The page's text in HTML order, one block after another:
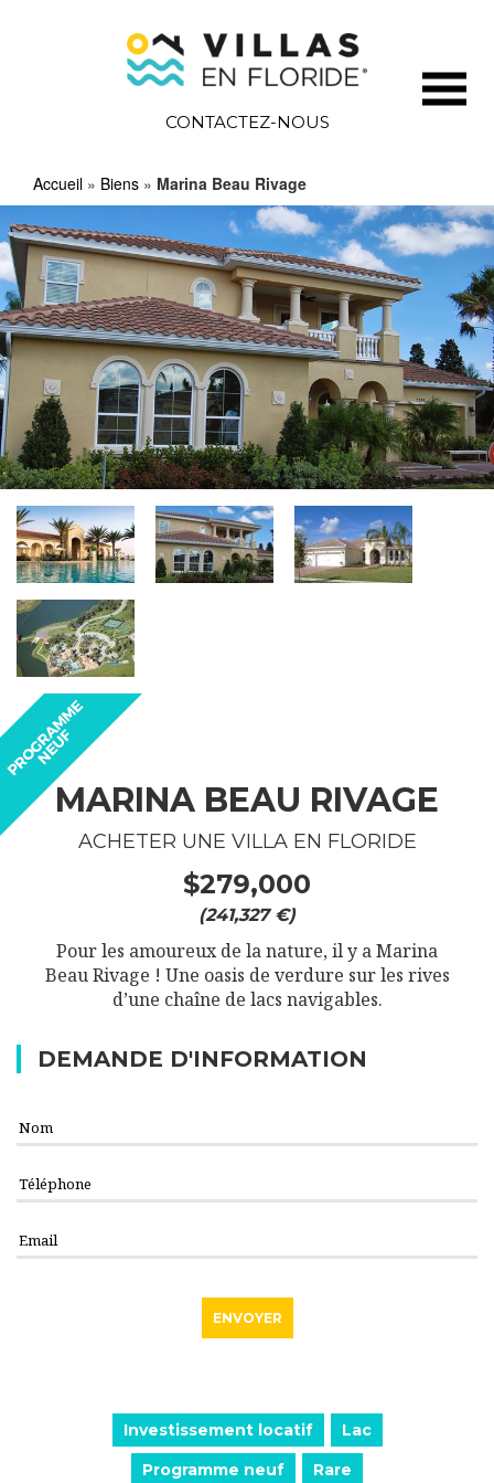
CONTACTEZ-NOUS
Accueil » Biens » Marina Beau Rivage
MARINA BEAU RIVAGE
ACHETER UNE VILLA EN FLORIDE
$279,000
(241,327 €)
Pour les amoureux de la nature, il y a Marina
Beau Rivage ! Une oasis de verdure sur les rives
d’une chaîne de lacs navigables.
DEMANDE D'INFORMATION
Investissement locatif
Lac
Programme neuf
Rare